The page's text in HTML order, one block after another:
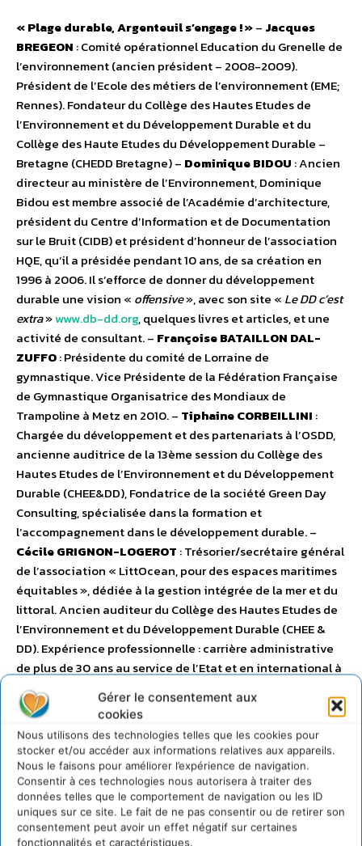
Gérer le consentement aux
cookies
Nous utilisons des technologies telles que les cookies pour
stocker et/ou accéder aux informations relatives aux appareils.
Nous le faisons pour améliorer l’expérience de navigation.
Consentir à ces technologies nous autorisera à traiter des
données telles que le comportement de navigation ou les ID
uniques sur ce site. Le fait de ne pas consentir ou de retirer son
consentement peut avoir un effet négatif sur certaines
fonctionnalités et caractéristiques.
« Plage durable, Argenteuil s’engage ! »– Jacques
BREGEON : Comité opérationnel Education du Grenelle de
l’environnement (ancien président – 2008-2009).
Président de l’Ecole des métiers de l’environnement (EME;
Rennes). Fondateur du Collège des Hautes Etudes de
l’Environnement et du Développement Durable et du
Collège des Haute Etudes du Développement Durable –
Bretagne (CHEDD Bretagne) – Dominique BIDOU : Ancien
directeur au ministère de l’Environnement, Dominique
Bidou est membre associé de l’Académie d’architecture,
président du Centre d’Information et de Documentation
sur le Bruit (CIDB) et président d’honneur de l’association
HQE, qu’il a présidée pendant 10 ans, de sa création en
1996 à 2006. Il s’efforce de donner du développement
durable une vision « offensive», avec son site « Le DD c’est
extra»www.db-dd.org, quelques livres et articles, et une
activité de consultant. – Françoise BATAILLON DAL-
ZUFFO: Présidente du comité de Lorraine de
gymnastique. Vice Présidente de la Fédération Française
de Gymnastique Organisatrice des Mondiaux de
Trampoline à Metz en 2010. – Tiphaine CORBEILLINI :
Chargée du développement et des partenariats à l’OSDD,
ancienne auditrice de la 13ème session du Collège des
Hautes Etudes de l’Environnement et du Développement
Durable (CHEE&DD), Fondatrice de la société Green Day
Consulting, spécialisée dans la formation et
l’accompagnement dans le développement durable. –
Cécile GRIGNON-LOGEROT : Trésorier/secrétaire général
de l’association « LittOcean, pour des espaces maritimes
équitables », dédiée à la gestion intégrée de la mer et du
littoral. Ancien auditeur du Collège des Hautes Etudes de
l’Environnement et du Développement Durable (CHEE &
DD). Expérience professionnelle : carrière administrative
de plus de 30 ans au service de l’Etat et en international à
la Commission océanographique de l’UNESCO, dans le
domaine de l’aménagement du littoral et de la mer. –
Christine LAIR
: Déléguée générale de l’Association
Nationale des Elus du Littoral (ANEL). L’A.N.E.L a pour
objectifs de favoriser le dialogue et l’échange
d’expériences entre élus des collectivités territoriales
(communes, départements et régions) du littoral français
de métropole et d’Outremer, sur les thèmes spécifiques aux